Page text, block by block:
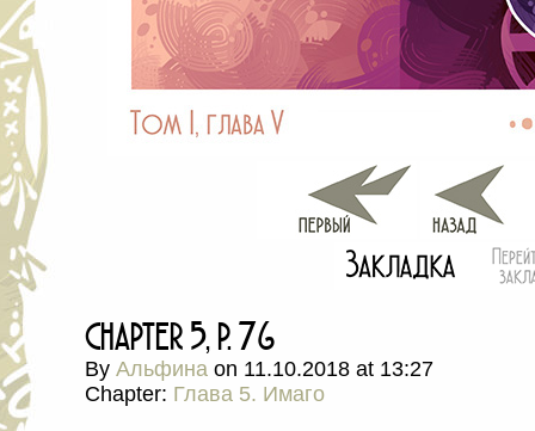
chapter 5, p. 76
By Альфина on 11.10.2018 at 13:27
Chapter: Глава 5. Имаго